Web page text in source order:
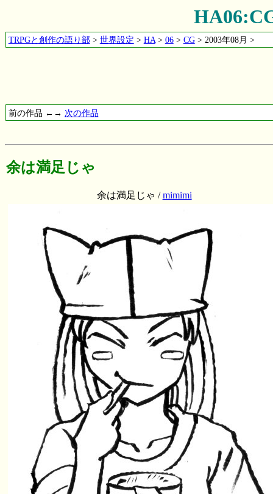
TRPGと創作の語り部> 世界設定 > HA> 06> CG> 2003年08月 >
前の作品 ←→ 次の作品
余は満足じゃ
余は満足じゃ /mimimi